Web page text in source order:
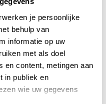
je persoonlijke
behulp van
informatie op uw
met als doel
en content, metingen aan
in publiek en
wie uw gegevens
vogel- en
Parijs